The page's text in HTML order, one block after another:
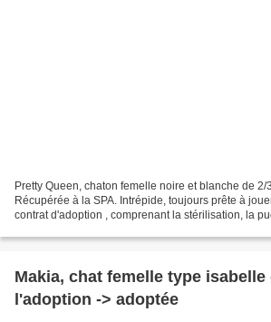
Pretty Queen, chaton femelle noire et blanche de 2/
Récupérée à la SPA. Intrépide, toujours prête à
contrat d'adoption , comprenant la stérilisation, la
Makia, chat femelle type isabelle
l'adoption -> adoptée